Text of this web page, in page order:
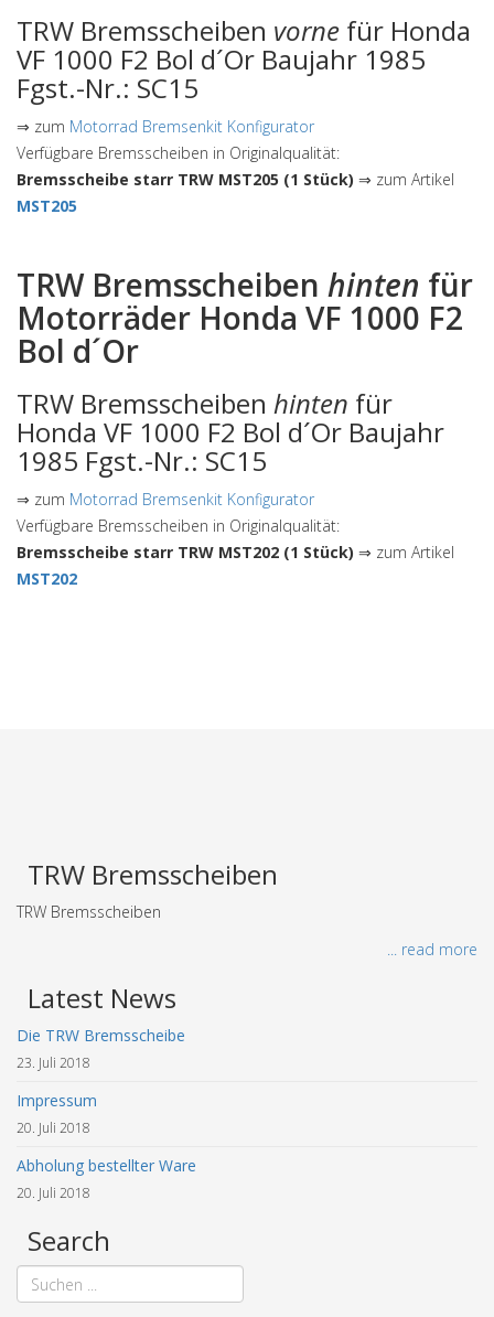
TRW Bremsscheiben vorne für Honda
VF 1000 F2 Bol d´Or Baujahr 1985
Fgst.-Nr.: SC15
⇒ zum Motorrad Bremsenkit Konfigurator
Verfügbare Bremsscheiben in Originalqualität:
Bremsscheibe starr TRW MST205 (1 Stück) ⇒ zum Artikel
MST205
TRW Bremsscheiben hinten für
Motorräder Honda VF 1000 F2
Bol d´Or
TRW Bremsscheiben hinten für
Honda VF 1000 F2 Bol d´Or Baujahr
1985 Fgst.-Nr.: SC15
⇒ zum Motorrad Bremsenkit Konfigurator
Verfügbare Bremsscheiben in Originalqualität:
Bremsscheibe starr TRW MST202 (1 Stück) ⇒ zum Artikel
MST202
TRW Bremsscheiben
TRW Bremsscheiben
... read more
Latest News
Die TRW Bremsscheibe
23. Juli 2018
Impressum
20. Juli 2018
Abholung bestellter Ware
20. Juli 2018
Search